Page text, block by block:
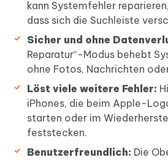
kann Systemfehler
dass sich die Suchleiste
Sicher und ohne
Reparatur“-Modus behebt
ohne Fotos, Nachrichten
Löst viele weitere Fehler:
iPhones, die beim Apple-
starten oder im
feststecken.
Benutzerfreundlich: Die